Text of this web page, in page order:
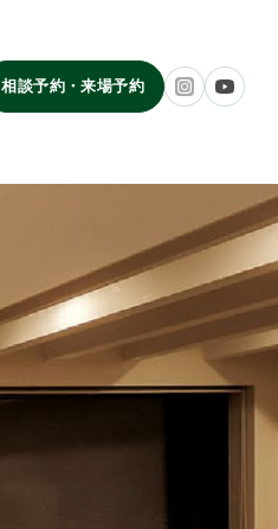
相談予約・来場予約